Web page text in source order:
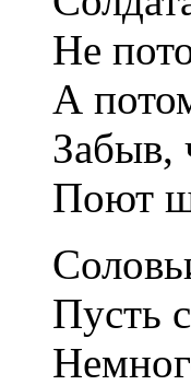
Не
А
Забыв,
Поют
Пусть